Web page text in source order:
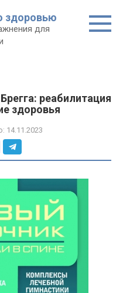
здоровью
для
реабилитация
здоровья
14.11.2023